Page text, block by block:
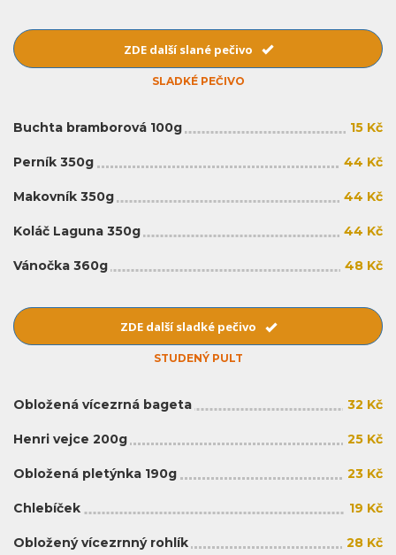
ZDE další slané pečivo
SLADKÉ PEČIVO
Buchta bramborová 100g 15 Kč
Perník 350g 44 Kč
Makovník 350g 44 Kč
Koláč Laguna 350g 44 Kč
Vánočka 360g 48 Kč
ZDE další sladké pečivo
STUDENÝ PULT
Obložená vícezrná bageta 32 Kč
Henri vejce 200g 25 Kč
Obložená pletýnka 190g 23 Kč
Chlebíček 19 Kč
Obložený vícezrnný rohlík 28 Kč